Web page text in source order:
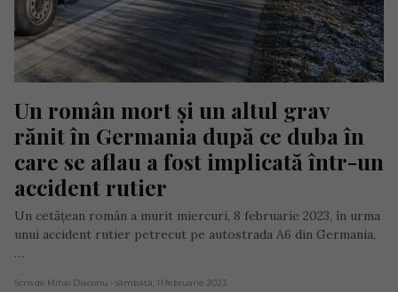
Un român mort și un altul grav
rănit în Germania după ce duba în
care se aflau a fost implicată într-un
accident rutier
Un cetățean român a murit miercuri, 8 februarie 2023, în urma
unui accident rutier petrecut pe autostrada A6 din Germania,
…
Scris de Mihai Diaconu - sâmbătă, 11 februarie 2023